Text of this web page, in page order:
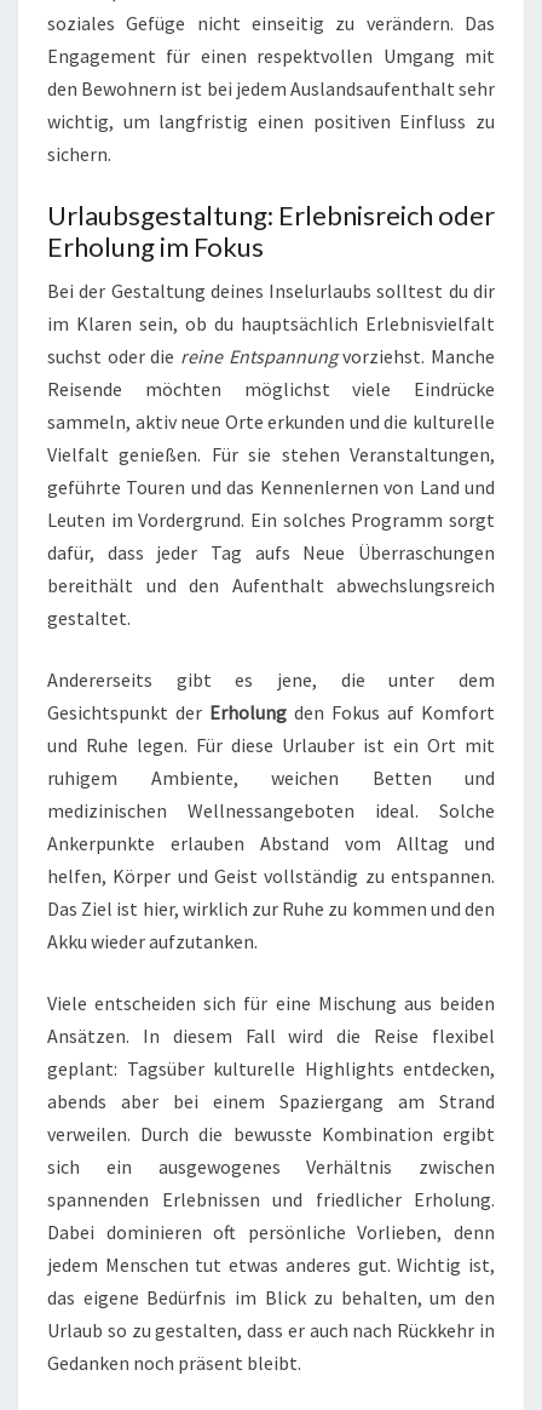
soziales Gefüge nicht einseitig zu verändern. Das
Engagement für einen respektvollen Umgang mit
den Bewohnern ist bei jedem Auslandsaufenthalt sehr
wichtig, um langfristig einen positiven Einfluss zu
sichern.
Urlaubsgestaltung: Erlebnisreich oder
Erholung im Fokus
Bei der Gestaltung deines Inselurlaubs solltest du dir
im Klaren sein, ob du hauptsächlich Erlebnisvielfalt
suchst oder die reine Entspannungvorziehst. Manche
Reisende möchten möglichst viele Eindrücke
sammeln, aktiv neue Orte erkunden und die kulturelle
Vielfalt genießen. Für sie stehen Veranstaltungen,
geführte Touren und das Kennenlernen von Land und
Leuten im Vordergrund. Ein solches Programm sorgt
dafür, dass jeder Tag aufs Neue Überraschungen
bereithält und den Aufenthalt abwechslungsreich
gestaltet.
Andererseits gibt es jene, die unter dem
Gesichtspunkt der Erholung den Fokus auf Komfort
und Ruhe legen. Für diese Urlauber ist ein Ort mit
ruhigem Ambiente, weichen Betten und
medizinischen Wellnessangeboten ideal. Solche
Ankerpunkte erlauben Abstand vom Alltag und
helfen, Körper und Geist vollständig zu entspannen.
Das Ziel ist hier, wirklich zur Ruhe zu kommen und den
Akku wieder aufzutanken.
Viele entscheiden sich für eine Mischung aus beiden
Ansätzen. In diesem Fall wird die Reise flexibel
geplant: Tagsüber kulturelle Highlights entdecken,
abends aber bei einem Spaziergang am Strand
verweilen. Durch die bewusste Kombination ergibt
sich ein ausgewogenes Verhältnis zwischen
spannenden Erlebnissen und friedlicher Erholung.
Dabei dominieren oft persönliche Vorlieben, denn
jedem Menschen tut etwas anderes gut. Wichtig ist,
das eigene Bedürfnis im Blick zu behalten, um den
Urlaub so zu gestalten, dass er auch nach Rückkehr in
Gedanken noch präsent bleibt.